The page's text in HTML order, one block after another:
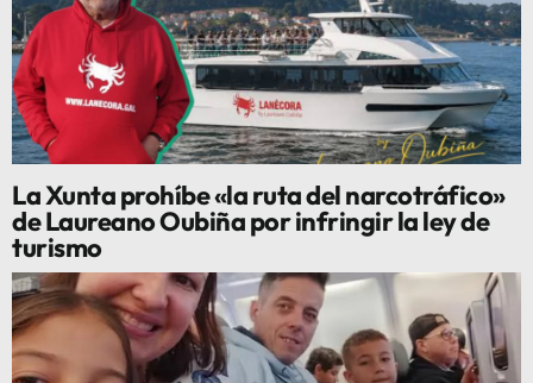
La Xunta prohíbe «la ruta del narcotráfico»
de Laureano Oubiña por infringir la ley de
turismo